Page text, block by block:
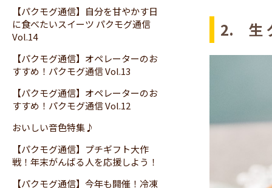
【パクモグ通信】自分を甘やかす日
に食べたいスイーツ パクモグ通信
Vol.14
【パクモグ通信】オペレーターのお
すすめ！パクモグ通信 Vol.13
【パクモグ通信】オペレーターのお
すすめ！パクモグ通信 Vol.12
おいしい音色特集♪
【パクモグ通信】プチギフト大作
戦！年末がんばる人を応援しよう！
【パクモグ通信】今年も開催！冷凍
2. 生